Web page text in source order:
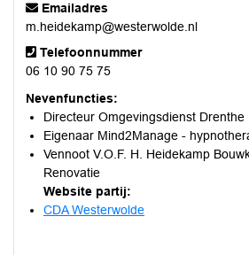
Emailadres
m.heidekamp@westerwolde.nl
Telefoonnummer
06 10 90 75 75
Nevenfuncties:
Directeur Omgevingsdienst Drenthe
Eigenaar Mind2Manage -
Vennoot V.O.F. H. Heidekamp
Renovatie
Website partij:
CDA Westerwolde